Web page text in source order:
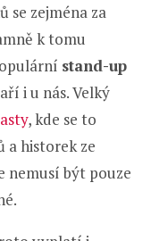
se zejména za
k tomu
stand-up
i u nás. Velký
, kde se to
a historek ze
nemusí být pouze